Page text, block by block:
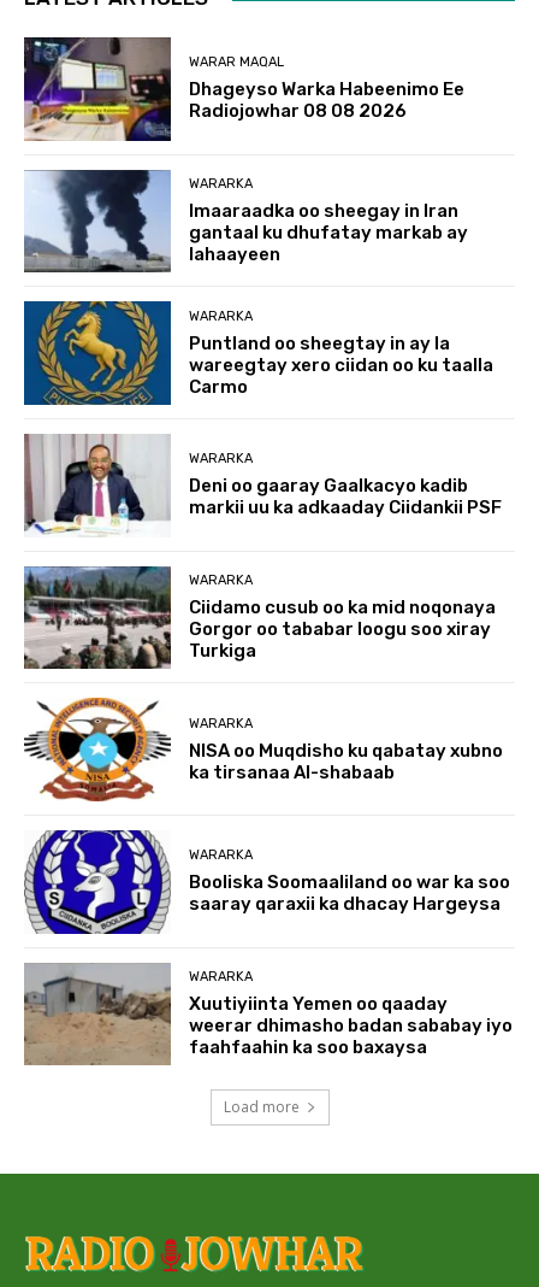
WARAR MAQAL
Dhageyso Warka Habeenimo Ee
Radiojowhar 08 08 2026
WARARKA
Imaaraadka oo sheegay in Iran
gantaal ku dhufatay markab ay
lahaayeen
WARARKA
Puntland oo sheegtay in ay la
wareegtay xero ciidan oo ku taalla
Carmo
WARARKA
Deni oo gaaray Gaalkacyo kadib
markii uu ka adkaaday Ciidankii PSF
WARARKA
Ciidamo cusub oo ka mid noqonaya
Gorgor oo tababar loogu soo xiray
Turkiga
WARARKA
NISA oo Muqdisho ku qabatay xubno
ka tirsanaa Al-shabaab
WARARKA
Booliska Soomaaliland oo war ka soo
saaray qaraxii ka dhacay Hargeysa
WARARKA
Xuutiyiinta Yemen oo qaaday
weerar dhimasho badan sababay iyo
faahfaahin ka soo baxaysa
Load more